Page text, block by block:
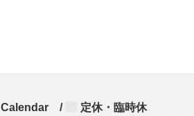
Calendar / 定休・臨時休